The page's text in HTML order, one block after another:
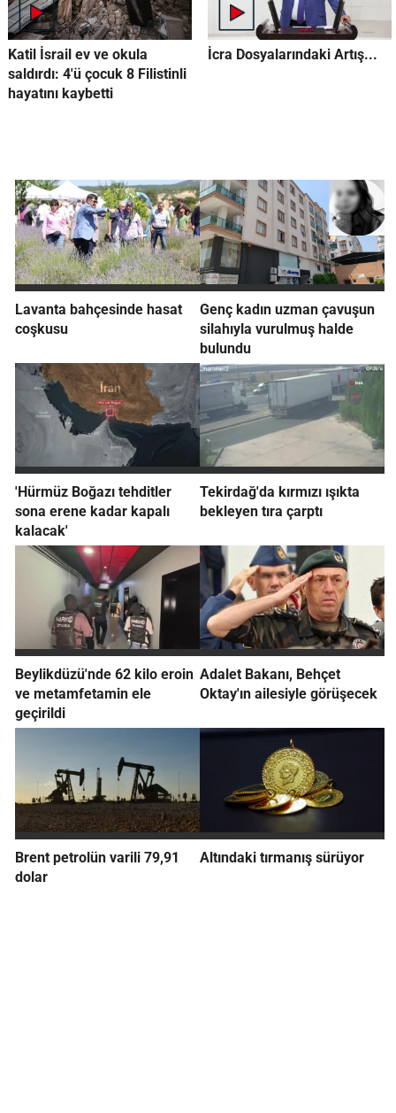
Katil İsrail ev ve okula
saldırdı: 4'ü çocuk 8 Filistinli
hayatını kaybetti
İcra Dosyalarındaki Artış...
Lavanta bahçesinde hasat
coşkusu
Genç kadın uzman çavuşun
silahıyla vurulmuş halde
bulundu
'Hürmüz Boğazı tehditler
sona erene kadar kapalı
kalacak'
Tekirdağ'da kırmızı ışıkta
bekleyen tıra çarptı
Beylikdüzü'nde 62 kilo eroin
ve metamfetamin ele
geçirildi
Adalet Bakanı, Behçet
Oktay'ın ailesiyle görüşecek
Brent petrolün varili 79,91
dolar
Altındaki tırmanış sürüyor